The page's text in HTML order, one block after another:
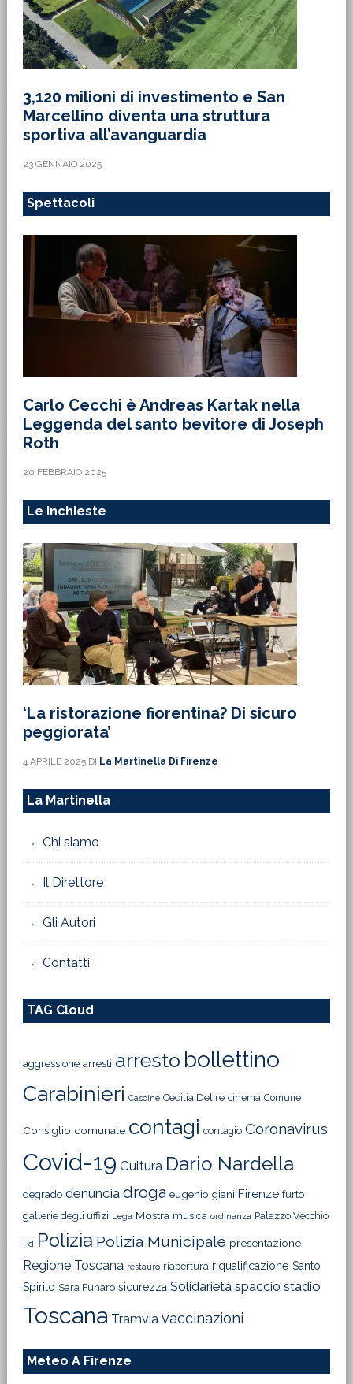
3,120 milioni di investimento e San
Marcellino diventa una struttura
sportiva all’avanguardia
23 GENNAIO 2025
Spettacoli
Carlo Cecchi è Andreas Kartak nella
Leggenda del santo bevitore di Joseph
Roth
20 FEBBRAIO 2025
Le Inchieste
‘La ristorazione fiorentina? Di sicuro
peggiorata’
4 APRILE 2025DI La Martinella Di Firenze
La Martinella
Chi siamo
Il Direttore
Gli Autori
Contatti
TAG Cloud
aggressione arresti arresto bollettino
Carabinieri Cascine Cecilia Del re cinema Comune
Consiglio comunale contagi contagio Coronavirus
Covid-19 Cultura Dario Nardella
degrado denuncia droga eugenio giani Firenze furto
gallerie degli uffizi Lega Mostra musica ordinanza Palazzo Vecchio
Pd Polizia Polizia Municipale presentazione
Regione Toscana restauro riapertura riqualificazione Santo
Spirito Sara Funaro sicurezza Solidarietà spaccio stadio
Toscana Tramvia vaccinazioni
Meteo A Firenze